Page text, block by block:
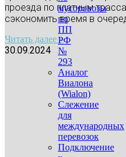
мусоровозы
по
ПП
РФ
№
293
Аналог
Виалона
(Wialon)
Слежение
для
международных
перевозок
Подключение
проезда по платным
сэкономить время в
Читать далее »
30.09.2024